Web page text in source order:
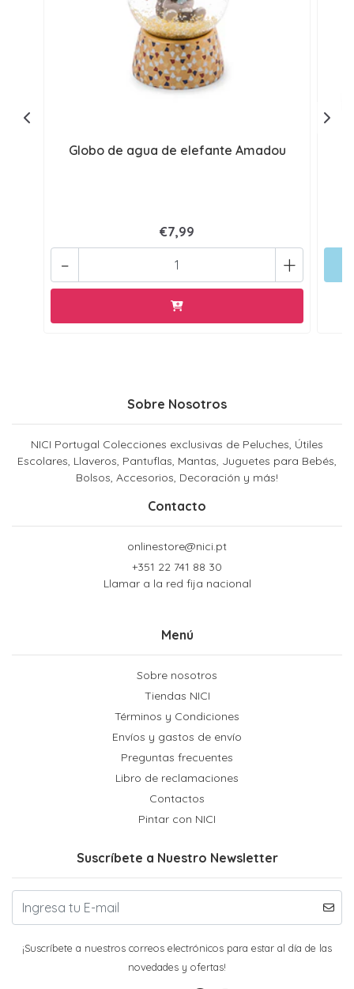
Globo de agua de elefante Amadou
€7,99
+
-
Sobre Nosotros
NICI Portugal Colecciones exclusivas de Peluches, Útiles
Escolares, Llaveros, Pantuflas, Mantas, Juguetes para Bebés,
Bolsos, Accesorios, Decoración y más!
Contacto
onlinestore@nici.pt
+351 22 741 88 30
Llamar a la red fija nacional
Menú
Sobre nosotros
Tiendas NICI
Términos y Condiciones
Envíos y gastos de envío
Preguntas frecuentes
Libro de reclamaciones
Contactos
Pintar con NICI
Suscríbete a Nuestro Newsletter
¡Suscríbete a nuestros correos electrónicos para estar al día de las
novedades y ofertas!